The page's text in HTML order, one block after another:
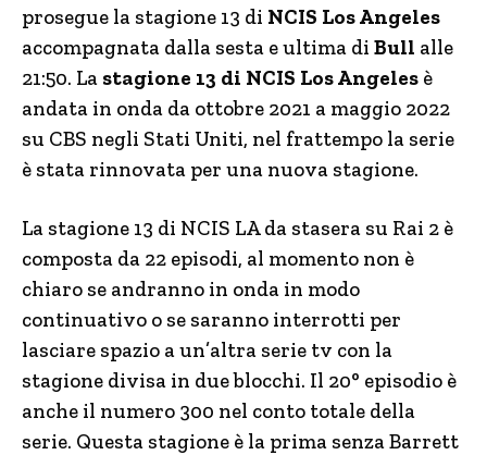
prosegue la stagione 13 di NCIS Los Angeles
accompagnata dalla sesta e ultima di Bull alle
21:50. La stagione 13 di NCIS Los Angeles è
andata in onda da ottobre 2021 a maggio 2022
su CBS negli Stati Uniti, nel frattempo la serie
è stata rinnovata per una nuova stagione.
La stagione 13 di NCIS LA da stasera su Rai 2 è
composta da 22 episodi, al momento non è
chiaro se andranno in onda in modo
continuativo o se saranno interrotti per
lasciare spazio a un’altra serie tv con la
stagione divisa in due blocchi. Il 20° episodio è
anche il numero 300 nel conto totale della
serie. Questa stagione è la prima senza Barrett